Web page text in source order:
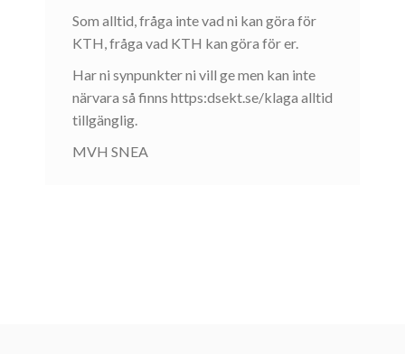
Som alltid, fråga inte vad ni kan göra för
KTH, fråga vad KTH kan göra för er.
Har ni synpunkter ni vill ge men kan inte
närvara så finns https:dsekt.se/klaga alltid
tillgänglig.
MVH SNEA